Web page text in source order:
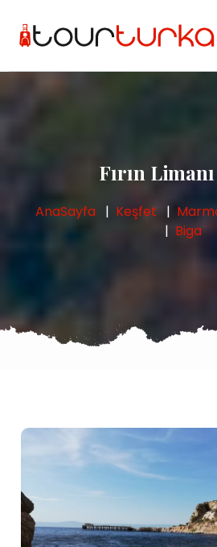
Fırın
AnaSayfa Keşfet
Biga